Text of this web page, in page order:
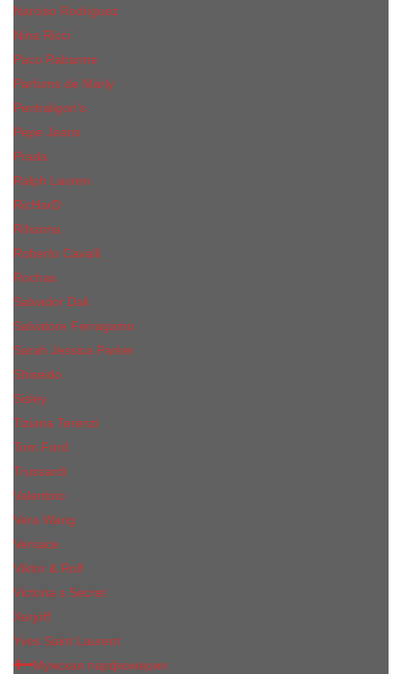
Narciso Rodriguez
Nina Ricci
Paco Rabanne
Parfums de Marly
Penhaligon's
Pepe Jeans
Prada
Ralph Lauren
RicHarD
Rihanna
Roberto Cavalli
Rochas
Salvador Dali
Salvatore Ferragamo
Sarah Jessica Parker
Shiseido
Sisley
Tiziana Terenzi
Tom Ford
Trussardi
Valentino
Vera Wang
Versace
Viktor & Rolf
Victoria s Secret
Xerjoff
Yves Saint Laurent
Мужская парфюмерия